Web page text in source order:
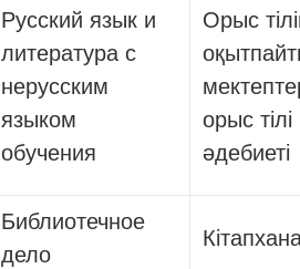
Русский язык и
литература с
нерусским
языком
обучения
Орыс
орыс
әдебиеті
Библиотечное
дело